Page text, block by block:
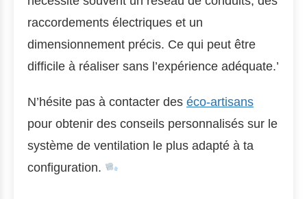
raccordements électriques et un
dimensionnement précis. Ce qui peut être
difficile à réaliser sans l’expérience adéquate.’
N’hésite pas à contacter des éco-artisans
pour obtenir des conseils personnalisés sur le
système de ventilation le plus adapté à ta
configuration.